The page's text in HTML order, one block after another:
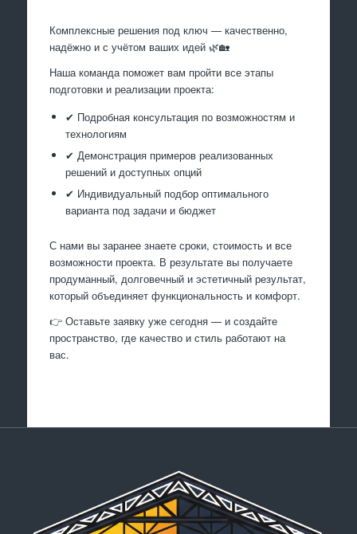
Комплексные решения под ключ — качественно,
надёжно и с учётом ваших идей 🌿🏡
Наша команда поможет вам пройти все этапы
подготовки и реализации проекта:
✔ Подробная консультация по возможностям и
технологиям
✔ Демонстрация примеров реализованных
решений и доступных опций
✔ Индивидуальный подбор оптимального
варианта под задачи и бюджет
С нами вы заранее знаете сроки, стоимость и все
возможности проекта. В результате вы получаете
продуманный, долговечный и эстетичный результат,
который объединяет функциональность и комфорт.
👉 Оставьте заявку уже сегодня — и создайте
пространство, где качество и стиль работают на
вас.